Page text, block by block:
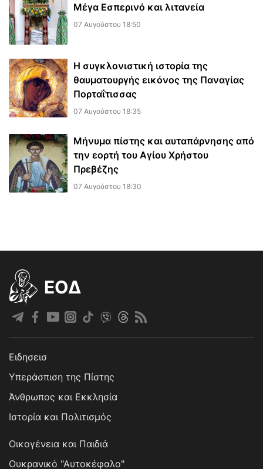
Μέγα Εσπερινό και λιτανεία
07 Αυγούστου 18:50
Η συγκλονιστική ιστορία της
θαυματουργής εικόνος της Παναγίας
Πορταΐτισσας
07 Αυγούστου 18:35
Μήνυμα πίστης και αυταπάρνησης από
την εορτή του Αγίου Χρήστου
Πρεβέζης
07 Αυγούστου 18:30
EOΔ
Ειδησεισ
Υπεράσπιση της Πίστης
Άνθρωπος και Εκκλησία
Ιστορία και Πολιτισμός
Οικογένεια και Παιδιά
Ουκρανικό "Αυτοκέφαλο"